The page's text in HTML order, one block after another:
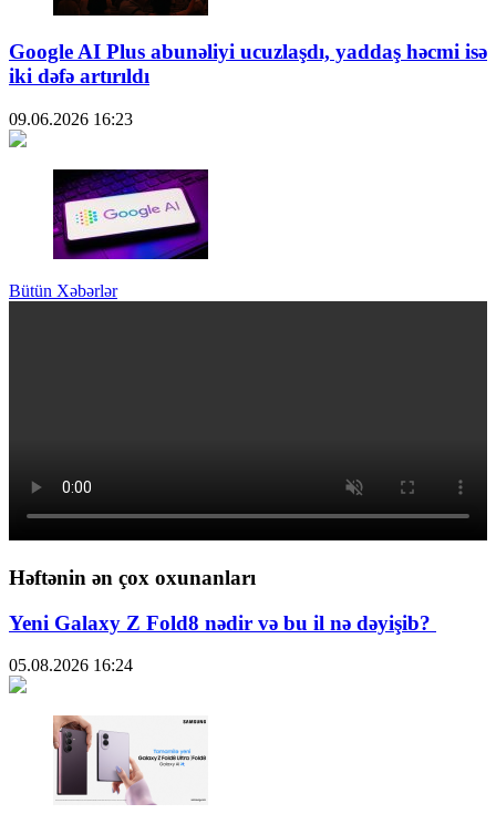
Google AI Plus abunəliyi ucuzlaşdı, yaddaş həcmi isə
iki dəfə artırıldı
09.06.2026 16:23
Bütün Xəbərlər
Həftənin ən çox oxunanları
Yeni Galaxy Z Fold8 nədir və bu il nə dəyişib?
05.08.2026 16:24